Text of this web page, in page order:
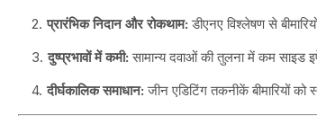
प्रारंभिक निदान और रोकथाम: डीएनए विश्लेषण से
दुष्प्रभावों में कमी: सामान्य दवाओं की तुलना में कम साइड
दीर्घकालिक समाधान: जीन एडिटिंग तकनीकें बीमारियों